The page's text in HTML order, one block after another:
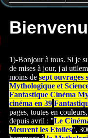
1)-Bonjour à tous. Si je
de mises à jour, j'ai
moins de sept ouvrages
Mythologique et
Fantastique Cinéma
cinéma en 39
pages, toutes en
depuis avril : "Le
Meurent les Etoiles",